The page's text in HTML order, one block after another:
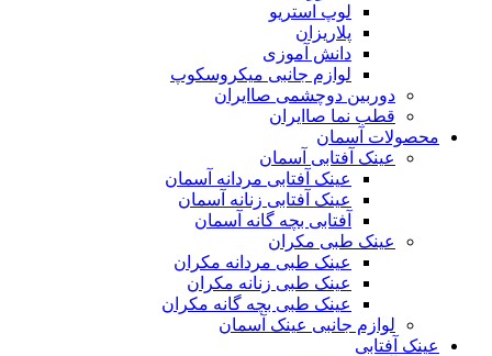
لوپ استریو
پلاریزان
دانش آموزی
لوازم جانبی میکروسکوپ
دوربین دوچشمی صاایران
قطب نما صاایران
محصولات آسمان
عینک آفتابی آسمان
عینک آفتابی مردانه آسمان
عینک آفتابی زنانه آسمان
آفتابی بچه گانه آسمان
عینک طبی مکران
عینک طبی مردانه مکران
عینک طبی زنانه مکران
عینک طبی بچه گانه مکران
لوازم جانبی عینک آسمان
عینک آفتابی